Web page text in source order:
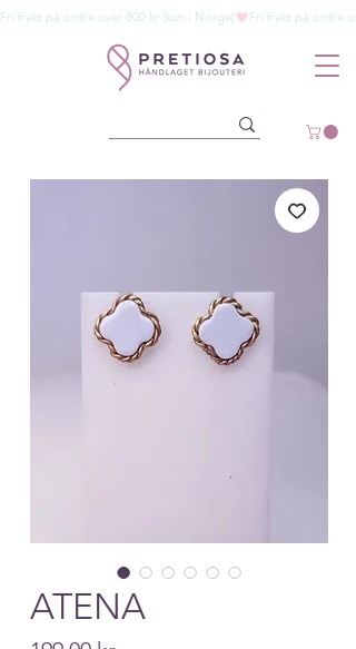
Fri frakt på ordre over 800 kr (kun i Norge)
ATENA